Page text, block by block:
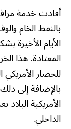
بالنفط الخام
الأيام الأخيرة
المعتادة. هذا
للحصار
بالإضافة إلى
الأمريكية
الداخلي.